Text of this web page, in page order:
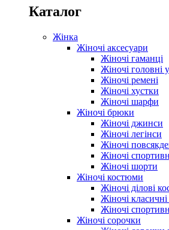
Каталог
Жінка
Жіночі аксесуари
Жіночі гаманці
Жіночі головні
Жіночі ремені
Жіночі хустки
Жіночі шарфи
Жіночі брюки
Жіночі джинси
Жіночі легінси
Жіночі
Жіночі
Жіночі шорти
Жіночі костюми
Жіночі ділові
Жіночі
Жіночі
Жіночі сорочки